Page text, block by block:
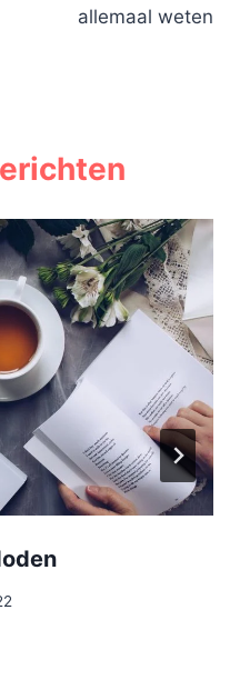
allemaal weten